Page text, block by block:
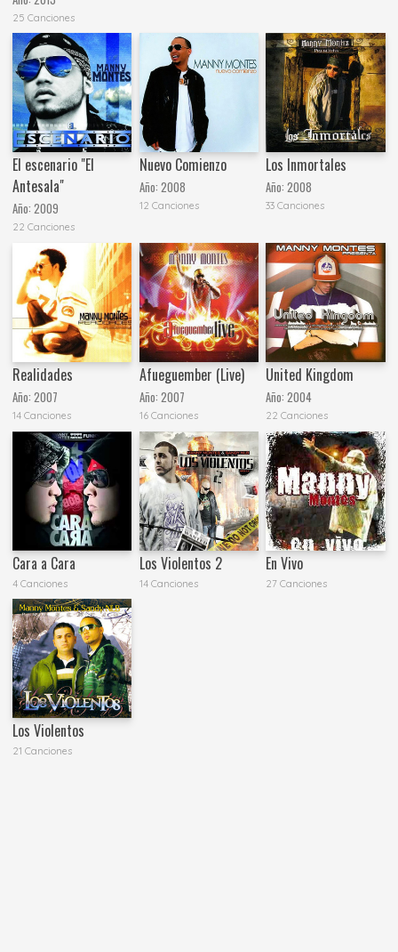
25 Canciones
El escenario "El
Antesala"
Año:2009
22 Canciones
Nuevo Comienzo
Año: 2008
12 Canciones
Los Inmortales
Año:2008
33 Canciones
Realidades
Año:2007
14 Canciones
Afueguember (Live)
Año: 2007
16 Canciones
United Kingdom
Año:2004
22 Canciones
Cara a Cara
4 Canciones
Los Violentos 2
14 Canciones
En Vivo
27 Canciones
Los Violentos
21 Canciones